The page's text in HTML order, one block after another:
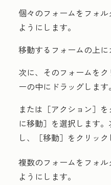
個々のフォームをフォ
ようにします。
移動する フォームの上に
次に、そのフォームを
ーの中にドラッグします
または［アクション］
に移動］を選択します。
し、［移動］をクリック
複数のフォームをフォ
ようにします。